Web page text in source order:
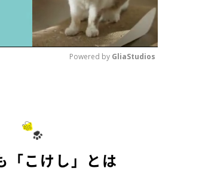
Powered by GliaStudios
「こけし」とは